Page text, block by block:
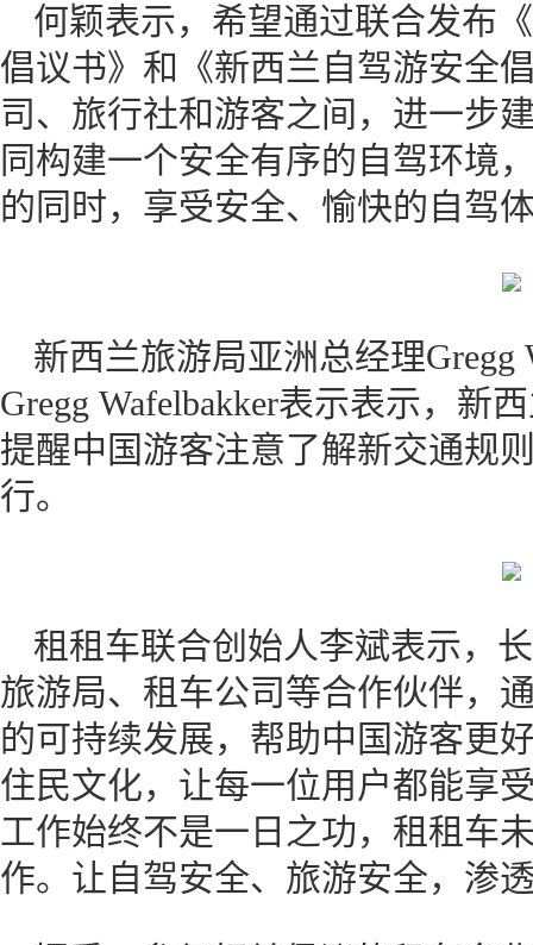
何颖表示，希望通过联合发布
倡议书》和《新西兰自驾游安全
司、旅行社和游客之间，进一步
同构建一个安全有序的自驾环境
的同时，享受安全、愉快的自驾
新西兰旅游局亚洲总经理Gregg
Gregg Wafelbakker表示表示，新
提醒中国游客注意了解新交通规
行。
租租车联合创始人李斌表示，
旅游局、租车公司等合作伙伴，
的可持续发展，帮助中国游客更
住民文化，让每一位用户都能享
工作始终不是一日之功，租租车
作。让自驾安全、旅游安全，渗